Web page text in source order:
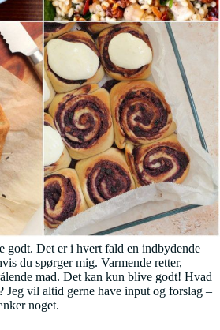
godt. Det er i hvert fald en indbydende
du spørger mig. Varmende retter,
mad. Det kan kun blive godt! Hvad
Jeg vil altid gerne have input og forslag –
noget.